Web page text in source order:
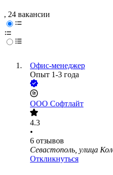
, 24 вакансии
Офис-менеджер
Опыт 1-3 года
ООО Софтлайт
4.3
•
6 отзывов
Севастополь, улица
Откликнуться